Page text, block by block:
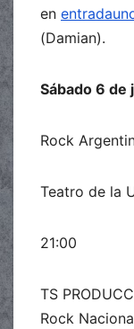
en
(Damian).
Sábado 6 de
Rock
Teatro de la
21:00
TS
Rock